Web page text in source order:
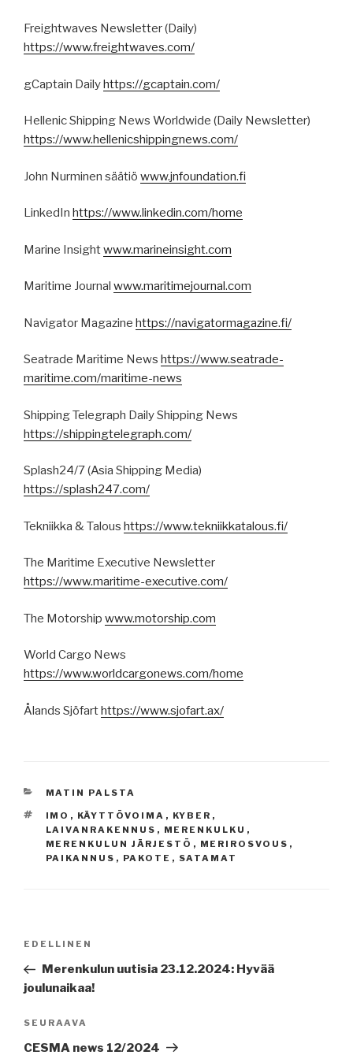
Freightwaves Newsletter (Daily)
https://www.freightwaves.com/
gCaptain Dailyhttps://gcaptain.com/
Hellenic Shipping News Worldwide (Daily Newsletter)
https://www.hellenicshippingnews.com/
John Nurminen säätiö www.jnfoundation.fi
LinkedIn https://www.linkedin.com/home
Marine Insightwww.marineinsight.com
Maritime Journal www.maritimejournal.com
Navigator Magazine https://navigatormagazine.fi/
Seatrade Maritime News https://www.seatrade-
maritime.com/maritime-news
Shipping Telegraph Daily Shipping News
https://shippingtelegraph.com/
Splash24/7 (Asia Shipping Media)
https://splash247.com/
Tekniikka & Talous https://www.tekniikkatalous.fi/
The Maritime Executive Newsletter
https://www.maritime-executive.com/
The Motorship www.motorship.com
World Cargo News
https://www.worldcargonews.com/home
Ålands Sjöfarthttps://www.sjofart.ax/
KATEGORIAT
MATIN PALSTA
AVAINSANAT
IMO , KÄYTTÖVOIMA , KYBER ,
LAIVANRAKENNUS , MERENKULKU ,
MERENKULUN JÄRJESTÖ , MERIROSVOUS ,
PAIKANNUS , PAKOTE , SATAMAT
Edellinen
artikkeli
EDELLINEN
Merenkulun uutisia 23.12.2024: Hyvää
joulunaikaa!
Seuraava
artikkeli
SEURAAVA
CESMA news 12/2024